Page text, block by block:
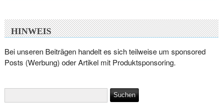
HINWEIS
Bei unseren Beiträgen handelt es sich teilweise um sponsored
Posts (Werbung) oder Artikel mit Produktsponsoring.